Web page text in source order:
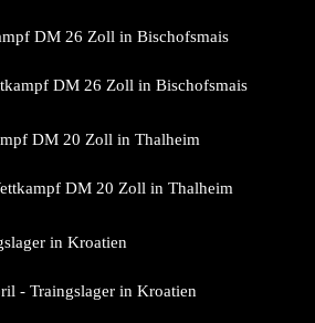
DM 26 Zoll in Bischofsmais
DM 20 Zoll in Thalheim
- Traingslager in Kroatien